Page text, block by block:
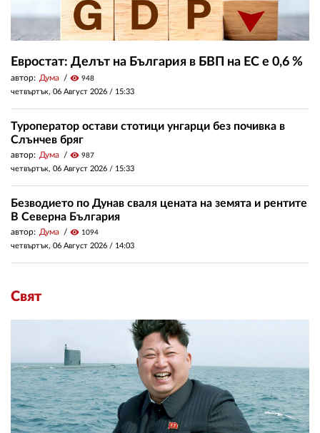
Евростат: Делът на България в БВП на ЕС е 0,6 %
автор: Дума visibility 948
четвъртък, 06 Август 2026 / 15:33
Туроператор остави стотици унгарци без почивка в
Слънчев бряг
автор: Дума visibility 987
четвъртък, 06 Август 2026 / 15:33
Безводието по Дунав сваля цената на земята и рентите
В Северна България
автор: Дума visibility 1094
четвъртък, 06 Август 2026 / 14:03
Свят